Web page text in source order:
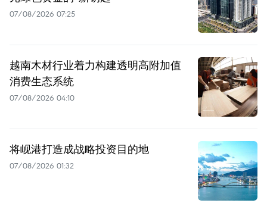
07/08/2026 07:25
越南木材行业着力构建透明高附加值
消费生态系统
07/08/2026 04:10
将岘港打造成战略投资目的地
07/08/2026 01:32